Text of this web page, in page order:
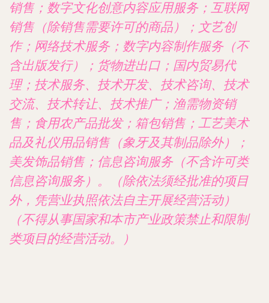
销售；数字文化创意内容应用服务；互联网
销售（除销售需要许可的商品）；文艺创
作；网络技术服务；数字内容制作服务（不
含出版发行）；货物进出口；国内贸易代
理；技术服务、技术开发、技术咨询、技术
交流、技术转让、技术推广；渔需物资销
售；食用农产品批发；箱包销售；工艺美术
品及礼仪用品销售（象牙及其制品除外）；
美发饰品销售；信息咨询服务（不含许可类
信息咨询服务）。（除依法须经批准的项目
外，凭营业执照依法自主开展经营活动）
（不得从事国家和本市产业政策禁止和限制
类项目的经营活动。）